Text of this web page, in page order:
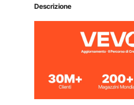
Numero modello articolo
Tipo di purificazione
Fonte d'acqua compatibile
Descrizione